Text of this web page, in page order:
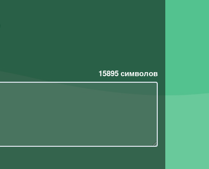
15895символов